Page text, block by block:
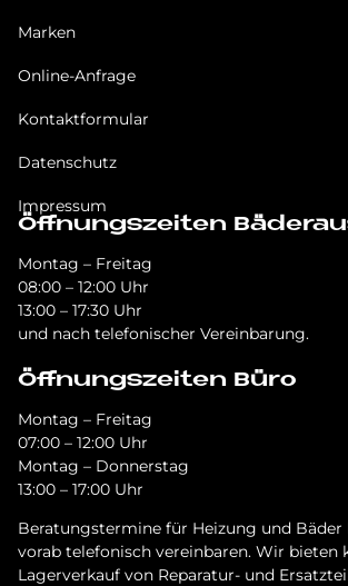
Marken
Online-Anfrage
Kontaktformular
Datenschutz
Impressum
Öffnungszeiten
Montag – Freitag
08:00 – 12:00 Uhr
13:00 – 17:30 Uhr
und nach telefonischer Vereinbarung.
Öffnungszeiten Büro
Montag – Freitag
07:00 – 12:00 Uhr
Montag – Donnerstag
13:00 – 17:00 Uhr
Beratungstermine für Heizung und
vorab telefonisch vereinbaren. Wir bieten
Lagerverkauf von Reparatur- und